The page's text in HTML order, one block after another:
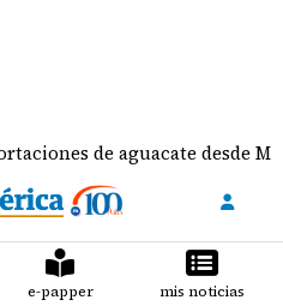
aguacate desde Michoacán
e-papper mis noticias